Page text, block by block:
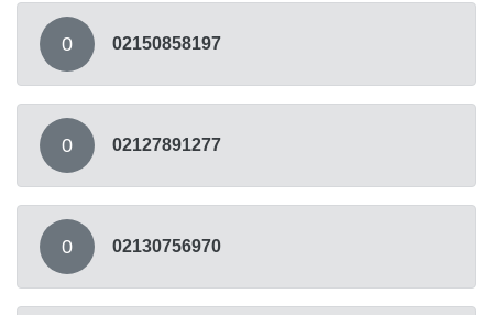
0 02150858197
0 02127891277
0 02130756970